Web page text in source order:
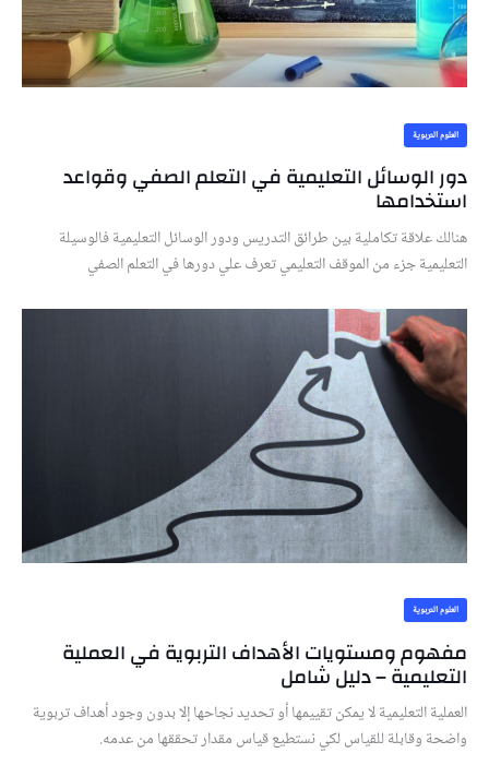
العلوم التربوية
دور الوسائل التعليمية في التعلم الصفي وقواعد
استخدامها
هنالك علاقة تكاملية بين طرائق التدريس ودور الوسائل التعليمية فالوسيلة
التعليمية جزء من الموقف التعليمي تعرف علي دورها في التعلم الصفي
العلوم التربوية
مفهوم ومستويات الأهداف التربوية في العملية
التعليمية – دليل شامل
العملية التعليمية لا يمكن تقييمها أو تحديد نجاحها إلا بدون وجود أهداف تربوية
واضحة وقابلة للقياس لكي نستطيع قياس مقدار تحققها من عدمه.